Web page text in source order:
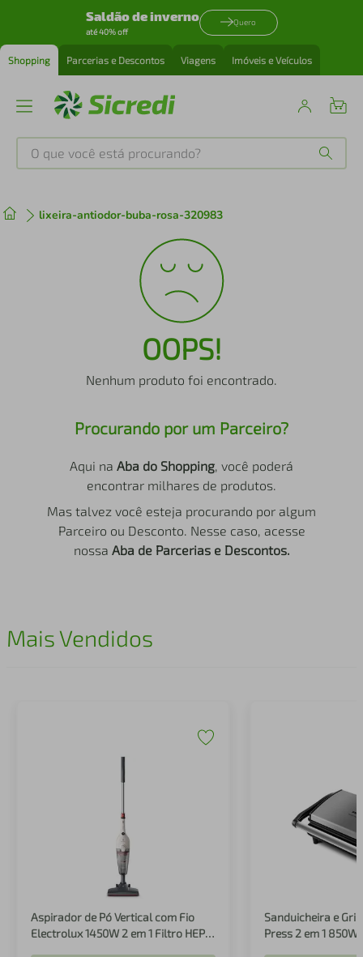
Saldão de inverno
até 40% off
Quero
Shopping Parcerias e Descontos Viagens Imóveis e Veículos
O que você está procurando?
lixeira-antiodor-buba-rosa-320983
OOPS!
Nenhum produto foi encontrado.
Procurando por um Parceiro?
Aqui na Aba do Shopping, você poderá
encontrar milhares de produtos.
Mas talvez você esteja procurando por algum
Parceiro ou Desconto. Nesse caso, acesse
nossa Aba de Parcerias e Descontos.
Mais Vendidos
Aspirador de Pó Vertical com Fio
Electrolux 1450W 2 em 1 Filtro HEPA
Sanduicheira e
Press 2 em 1 850W